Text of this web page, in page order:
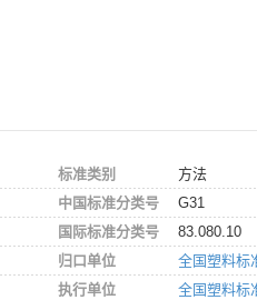
标准类别
方法
中国标准分类号
G31
国际标准分类号
83.080.10
归口单位
全国塑料标
执行单位
全国塑料标